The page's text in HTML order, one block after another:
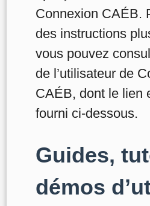
Connexion CAÉB.
des instructions
vous pouvez
de l’utilisateur de
CAÉB, dont le lien
fourni ci-dessous.
Guides,
démos